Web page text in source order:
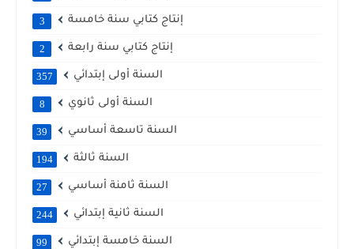
إنتاج كتابي سنة خامسة 3
إنتاج كتابي سنة رابعة 2
السنة أولى إبتدائي 357
السنة أولى ثانوي 8
السنة تاسعة أساسي 39
السنة ثالثة 194
السنة ثامنة أساسي 27
السنة ثانية إبتدائي 244
السنة خامسة إبتدائي 99